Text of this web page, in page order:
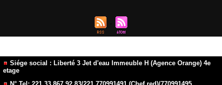
Siége social : Liberté 3 Jet d'eau Immeuble H (Agence Orange) 4e
etage
N° Tel: 221 33 867 92 83/221 770991491 (Chef red)/770991495